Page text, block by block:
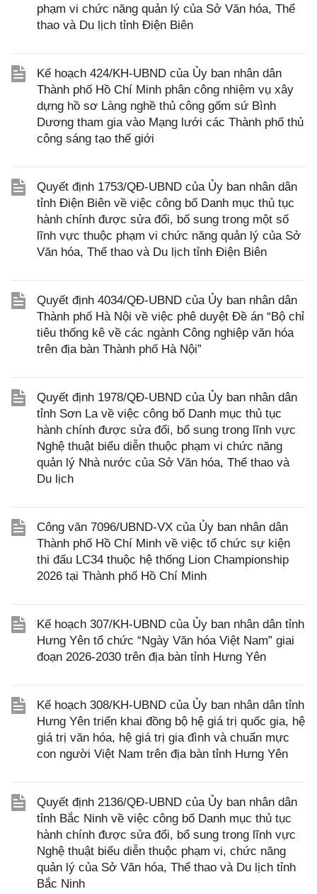
phạm vi chức năng quản lý của Sở Văn hóa, Thể
thao và Du lịch tỉnh Điện Biên
Kế hoạch 424/KH-UBND của Ủy ban nhân dân
Thành phố Hồ Chí Minh phân công nhiệm vụ xây
dựng hồ sơ Làng nghề thủ công gốm sứ Bình
Dương tham gia vào Mạng lưới các Thành phố thủ
công sáng tạo thế giới
Quyết định 1753/QĐ-UBND của Ủy ban nhân dân
tỉnh Điện Biên về việc công bố Danh mục thủ tục
hành chính được sửa đổi, bổ sung trong một số
lĩnh vực thuộc phạm vi chức năng quản lý của Sở
Văn hóa, Thể thao và Du lịch tỉnh Điện Biên
Quyết định 4034/QĐ-UBND của Ủy ban nhân dân
Thành phố Hà Nội về việc phê duyệt Đề án “Bộ chỉ
tiêu thống kê về các ngành Công nghiệp văn hóa
trên địa bàn Thành phố Hà Nội”
Quyết định 1978/QĐ-UBND của Ủy ban nhân dân
tỉnh Sơn La về việc công bố Danh mục thủ tục
hành chính được sửa đổi, bổ sung trong lĩnh vực
Nghệ thuật biểu diễn thuộc phạm vi chức năng
quản lý Nhà nước của Sở Văn hóa, Thể thao và
Du lịch
Công văn 7096/UBND-VX của Ủy ban nhân dân
Thành phố Hồ Chí Minh về việc tổ chức sự kiện
thi đấu LC34 thuộc hệ thống Lion Championship
2026 tại Thành phố Hồ Chí Minh
Kế hoạch 307/KH-UBND của Ủy ban nhân dân tỉnh
Hưng Yên tổ chức “Ngày Văn hóa Việt Nam” giai
đoạn 2026-2030 trên địa bàn tỉnh Hưng Yên
Kế hoạch 308/KH-UBND của Ủy ban nhân dân tỉnh
Hưng Yên triển khai đồng bộ hệ giá trị quốc gia, hệ
giá trị văn hóa, hệ giá trị gia đình và chuẩn mực
con người Việt Nam trên địa bàn tỉnh Hưng Yên
Quyết định 2136/QĐ-UBND của Ủy ban nhân dân
tỉnh Bắc Ninh về việc công bố Danh mục thủ tục
hành chính được sửa đổi, bổ sung trong lĩnh vực
Nghệ thuật biểu diễn thuộc phạm vi, chức năng
quản lý của Sở Văn hóa, Thể thao và Du lịch tỉnh
Bắc Ninh